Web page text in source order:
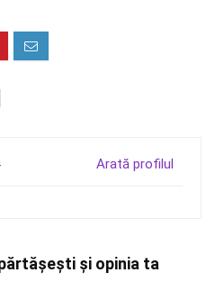
Arată profilul
și opinia ta